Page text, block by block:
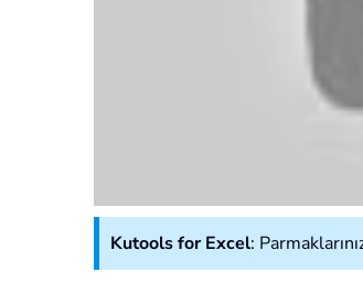
Kutools for Excel: